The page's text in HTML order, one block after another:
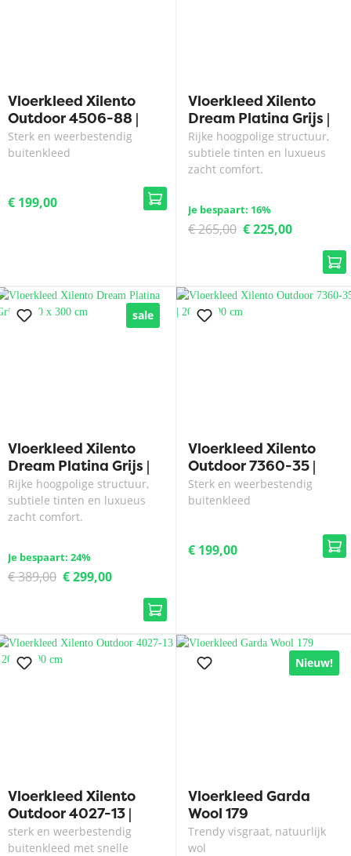
Vloerkleed Xilento
Outdoor 4506-88 |
200 x 300 cm
Sterk en weerbestendig
buitenkleed
€ 199,00
Vloerkleed Xilento
Dream Platina Grijs |
170 x 230 cm
Rijke hoogpolige structuur,
subtiele tinten en luxueus
zacht comfort.
€ 225,00
€ 265,00
Je bespaart: 16%
sale
Vloerkleed Xilento
Dream Platina Grijs |
200 x 300 cm
Rijke hoogpolige structuur,
subtiele tinten en luxueus
zacht comfort.
€ 299,00
€ 389,00
Je bespaart: 24%
Vloerkleed Xilento
Outdoor 7360-35 |
200 x 300 cm
Sterk en weerbestendig
buitenkleed
€ 199,00
Vloerkleed Xilento
Outdoor 4027-13 |
200 x 300 cm
sterk en weerbestendig
buitenkleed met snelle
Nieuw!
Vloerkleed Garda
Wool 179
Trendy visgraat, natuurlijk
wol